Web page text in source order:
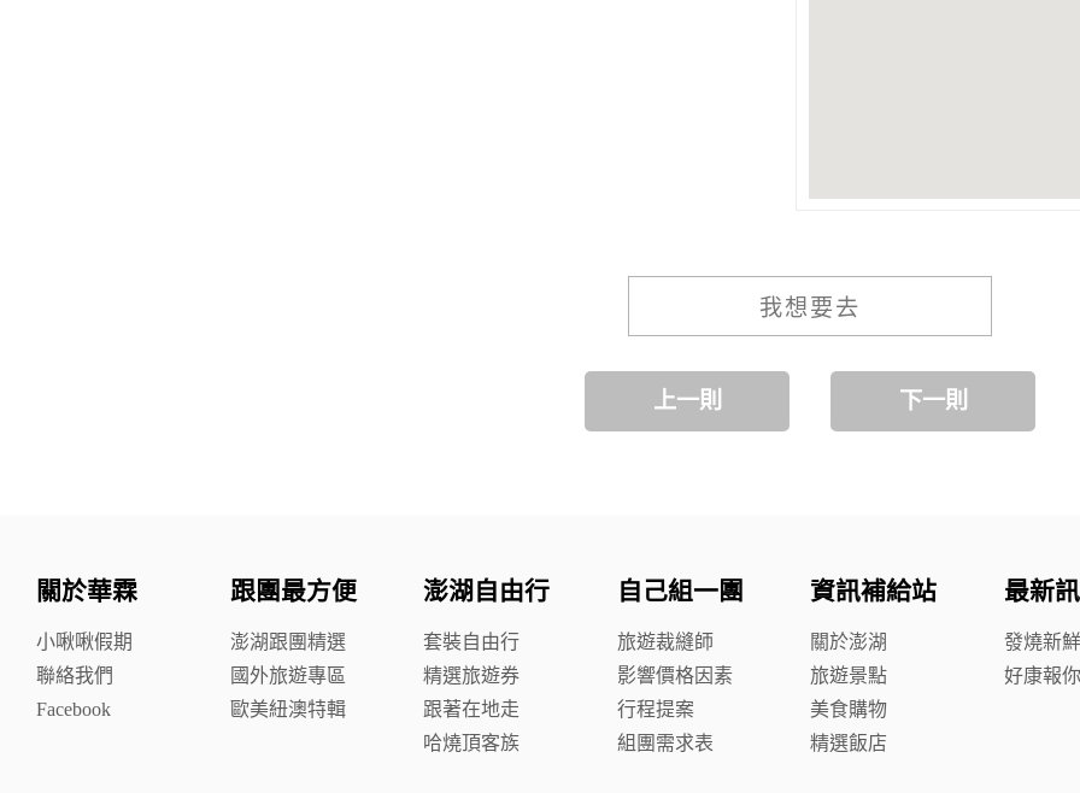
我想要去
上一則 下一則
關於華霖
小啾啾假期
聯絡我們
Facebook
跟團最方便
澎湖跟團精選
國外旅遊專區
歐美紐澳特輯
澎湖自由行
套裝自由行
精選旅遊券
跟著在地走
哈燒頂客族
自己組一團
旅遊裁縫師
影響價格因素
行程提案
組團需求表
資訊補給站
關於澎湖
旅遊景點
美食購物
精選飯店
最新
發燒新
好康報